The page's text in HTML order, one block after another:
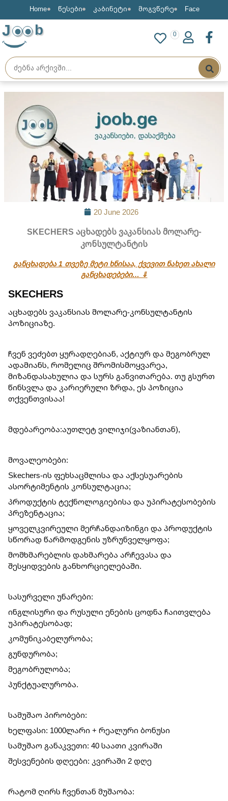
Home წესები კაბინეტი მოგვწერე Face
J b 0
20 June 2026
SKECHERS აცხადებს ვაკანსიას მოლარე-
კონსულტანტის
განცხადება 1 თვეზე მეტი ხნისაა, ქვევით ნახეთ ახალი
განცხადებები… ⇓
SKECHERS
აცხადებს ვაკანსიას მოლარე-კონსულტანტის
პოზიციაზე.
ჩვენ ვეძებთ ყურადღებიან, აქტიურ და მეგობრულ
ადამიანს, რომელიც შრომისმოყვარეა,
მიზანდასახულია და სურს განვითარება. თუ გსურთ
წინსვლა და კარიერული ზრდა, ეს პოზიცია
თქვენთვისაა!
მდებარეობა:აუთლეტ ვილიჯი(ვაზიანთან),
მოვალეობები:
Skechers-ის ფეხსაცმლისა და აქსესუარების
ასორტიმენტის კონსულტაცია;
პროდუქტის ტექნოლოგიებისა და უპირატესობების
პრეზენტაცია;
ყოველკვირეული მერჩანდაიზინგი და პროდუქტის
სწორად წარმოდგენის უზრუნველყოფა;
მომხმარებლის დახმარება არჩევასა და
შესყიდვების განხორციელებაში.
სასურველი უნარები:
ინგლისური და რუსული ენების ცოდნა ჩაითვლება
უპირატესობად;
კომუნიკაბელურობა;
გუნდურობა;
მეგობრულობა;
პუნქტუალურობა.
სამუშაო პირობები:
ხელფასი: 1000ლარი + რეალური ბონუსი
სამუშაო განაკვეთი: 40 საათი კვირაში
შესვენების დღეები: კვირაში 2 დღე
რატომ ღირს ჩვენთან მუშაობა: